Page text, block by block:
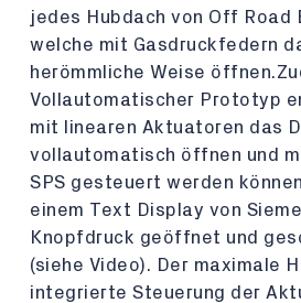
jedes Hubdach von Off Road
welche mit Gasdruckfedern
herömmliche Weise
Vollautomatischer Prototyp
mit linearen Aktuatoren das
vollautomatisch öffnen und
SPS gesteuert werden
einem Text Display von
Knopfdruck geöffnet und
(siehe Video). Der maximale
integrierte Steuerung der